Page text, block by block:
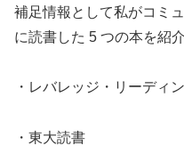
補足情報として私がコミ
に読書した 5 つの本を紹介
・レバレッジ・リーディ
・東大読書